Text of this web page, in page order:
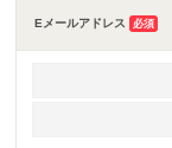
Eメールアドレス 必須